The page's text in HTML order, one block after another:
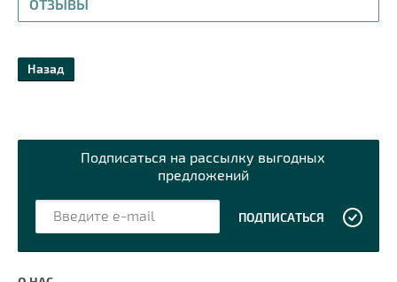
ОТЗЫВЫ
Назад
Подписаться на рассылку выгодных
предложений
ПОДПИСАТЬСЯ